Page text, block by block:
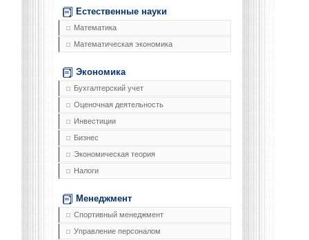
Естественные науки
Математика
Математическая экономика
Экономика
Бухгалтерский учет
Оценочная деятельность
Инвестиции
Бизнес
Экономическая теория
Налоги
Менеджмент
Спортивный менеджмент
Управление персоналом